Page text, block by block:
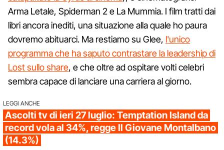
Arma Letale, Spiderman 2 e La Mummia. I film tratti dai
libri ancora inediti, una situazione alla quale ho paura
dovremo abituarci. Ma restiamo su Glee, l'unico
programma che ha saputo contrastare la leadership di
Lost sullo share, e che oltre ad ospitare volti celebri
sembra capace di lanciare una carriera al giorno.
LEGGI ANCHE
Ascolti tv di ieri 27 luglio: Temptation Island da
record vola al 34%, regge Il Giovane Montalbano
(14.3%)